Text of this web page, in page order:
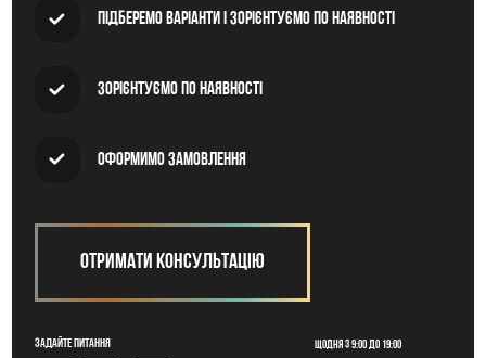
Підберемо варіанти і зорієнтуємо по наявності
Зорієнтуємо по наявності
Оформимо замовлення
Отримати консультацію
Задайте питання Щодня з 9:00 до 19:00